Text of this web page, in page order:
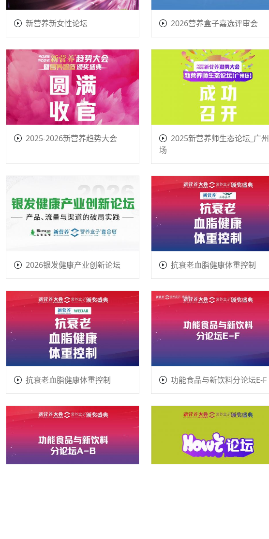
新营养新女性论坛 2026营养盒子嘉选评审会
2025-2026新营养趋势大会
2025新营养师生态论坛_广州
场
2026银发健康产业创新论坛 抗衰老血脂健康体重控制
抗衰老血脂健康体重控制 功能食品与新饮料分论坛E-F